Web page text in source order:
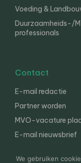
Voeding &
Duurzaamheids-/
professionals
Contact
E-mail redactie
Partner worden
MVO-vacature
E-mail nieuwsbrief
We gebruiken